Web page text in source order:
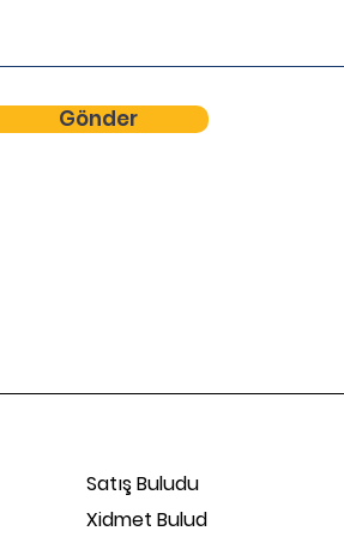
Gönder
Satış Buludu
Xidmet Bulud